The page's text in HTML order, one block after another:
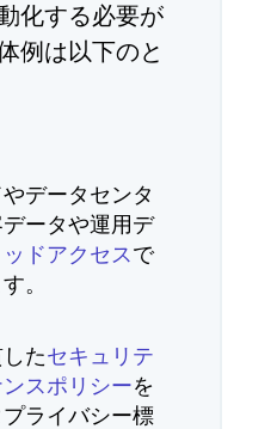
化する必要が
例は以下のと
データセンタ
ータや運用デ
ドアクセス で
。
たセキュリテ
スポリシーを
ライバシー標